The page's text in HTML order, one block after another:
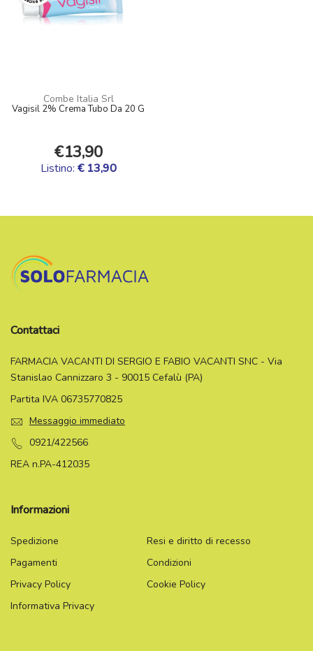
Combe Italia Srl
Vagisil 2% Crema Tubo Da 20 G
€13,90
Listino: € 13,90
Contattaci
FARMACIA VACANTI DI SERGIO E FABIO VACANTI SNC - Via
Stanislao Cannizzaro 3 - 90015 Cefalù (PA)
Partita IVA 06735770825
Messaggio immediato
0921/422566
REA n.PA-412035
Informazioni
Spedizione
Resi e diritto di recesso
Pagamenti
Condizioni
Privacy Policy
Cookie Policy
Informativa Privacy